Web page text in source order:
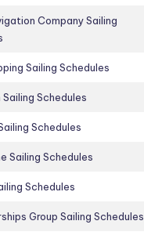
Company Sailing
Sailing Schedules
Sailing Schedules
Schedules
Sailing Schedules
Schedules
Group Sailing Schedules